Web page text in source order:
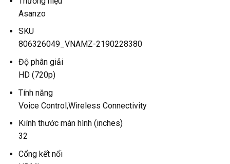
Asanzo
SKU
806326049_VNAMZ-2190228380
Độ phân giải
HD (720p)
Tính năng
Voice Control,Wireless Connectivity
Kiính thước màn hình (inches)
32
Cổng kết nổi